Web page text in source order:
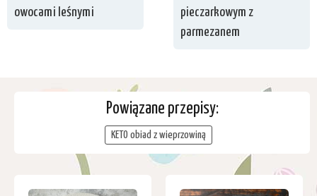
owocami leśnymi
pieczarkowym z
parmezanem
Powiązane przepisy:
KETO obiad z wieprzowiną